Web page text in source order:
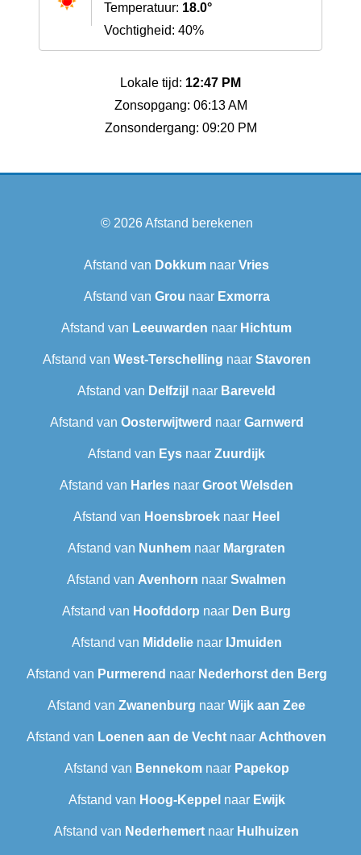
Temperatuur: 18.0°
Vochtigheid: 40%
Lokale tijd: 12:47 PM
Zonsopgang: 06:13 AM
Zonsondergang: 09:20 PM
© 2026Afstand berekenen
Afstand van Dokkum naar Vries
Afstand van Grou naar Exmorra
Afstand van Leeuwarden naar Hichtum
Afstand van West-Terschelling naar Stavoren
Afstand van Delfzijl naar Bareveld
Afstand van Oosterwijtwerd naar Garnwerd
Afstand van Eys naar Zuurdijk
Afstand van Harles naar Groot Welsden
Afstand van Hoensbroek naar Heel
Afstand van Nunhem naar Margraten
Afstand van Avenhorn naar Swalmen
Afstand van Hoofddorp naar Den Burg
Afstand van Middelienaar IJmuiden
Afstand van Purmerend naar Nederhorst den Berg
Afstand van Zwanenburg naar Wijk aan Zee
Afstand van Loenen aan de Vecht naar Achthoven
Afstand van Bennekomnaar Papekop
Afstand van Hoog-Keppel naar Ewijk
Afstand van Nederhemert naar Hulhuizen